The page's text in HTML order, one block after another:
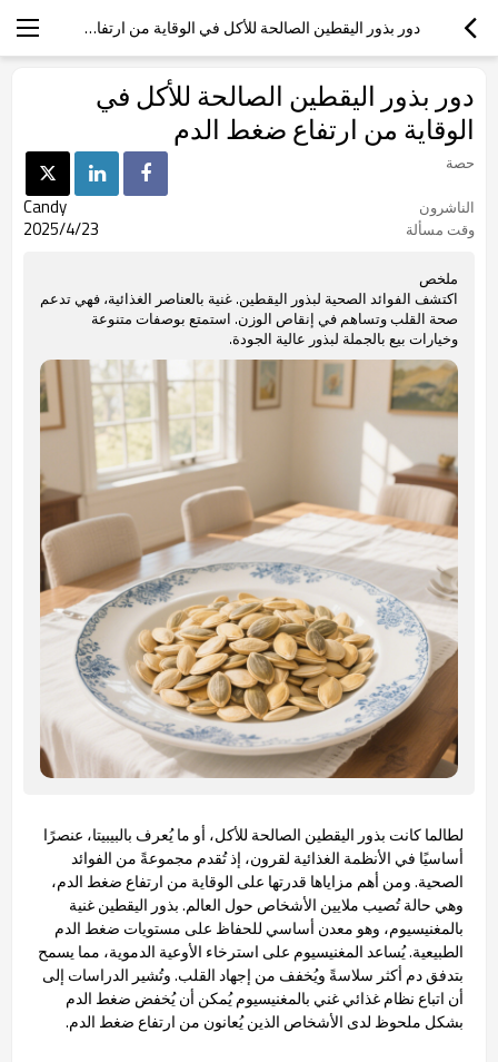
دور بذور اليقطين الصالحة للأكل في الوقاية من ارتفاع ضغط الدم
دور بذور اليقطين الصالحة للأكل في
الوقاية من ارتفاع ضغط الدم
حصة
الناشرون
Candy
وقت مسألة 2025/4/23
ملخص
اكتشف الفوائد الصحية لبذور اليقطين. غنية بالعناصر الغذائية، فهي تدعم
صحة القلب وتساهم في إنقاص الوزن. استمتع بوصفات متنوعة
وخيارات بيع بالجملة لبذور عالية الجودة.
لطالما كانت بذور اليقطين الصالحة للأكل، أو ما يُعرف بالبيبيتا، عنصرًا
أساسيًا في الأنظمة الغذائية لقرون، إذ تُقدم مجموعةً من الفوائد
الصحية. ومن أهم مزاياها قدرتها على الوقاية من ارتفاع ضغط الدم،
وهي حالة تُصيب ملايين الأشخاص حول العالم. بذور اليقطين غنية
بالمغنيسيوم، وهو معدن أساسي للحفاظ على مستويات ضغط الدم
الطبيعية. يُساعد المغنيسيوم على استرخاء الأوعية الدموية، مما يسمح
بتدفق دم أكثر سلاسةً ويُخفف من إجهاد القلب. وتُشير الدراسات إلى
أن اتباع نظام غذائي غني بالمغنيسيوم يُمكن أن يُخفض ضغط الدم
بشكل ملحوظ لدى الأشخاص الذين يُعانون من ارتفاع ضغط الدم.